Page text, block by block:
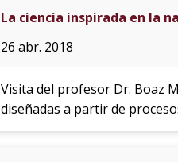
La ciencia inspirada en la
26 abr. 2018
Visita del profesor Dr. Boaz
diseñadas a partir de